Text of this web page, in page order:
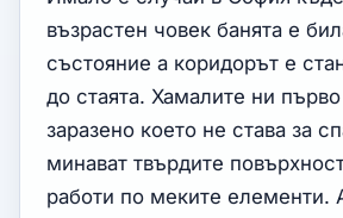
възрастен човек банята е
състояние а коридорът е
до стаята. Хамалите ни
заразено което не става за
минават твърдите
работи по меките